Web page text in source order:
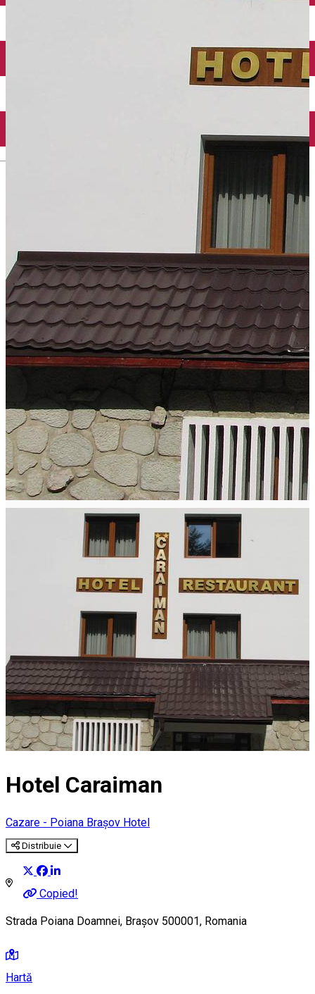
Hotel Caraiman
Cazare - Poiana Brașov Hotel
Distribuie
Copied!
Strada Poiana Doamnei, Brașov 500001, Romania
Hartă